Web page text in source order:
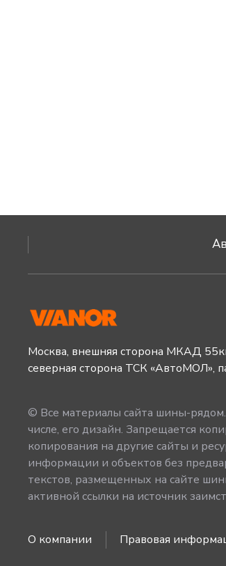
Москва, внешняя сторона МКАД
северная сторона ТСК «АвтоМОЛ»,
© Все материалы сайта шины-
числе, его дизайн. Запрещается
копирования на другие сайты и
информации и объектов без
текстов, размещенных на сайте
активной ссылки на источник
О компании Правовая